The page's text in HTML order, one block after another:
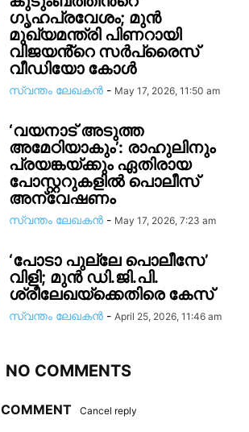
ഗൃഹപ്രവേശം; മുൻ
മുഖ്യമന്ത്രി പിണറായി
വിജയൻ്റെ സർപ്രൈസ്
വീഡിയോ കോൾ
സ്വന്തം ലേഖകന്‍ - May 17, 2026, 11:50 am
‘വയനാട് അടുത്ത
അമേഠിയാകും’: രാഹുലിനും
പ്രയങ്കയ്ക്കും ഏതിരായ
പോസ്റ്ററുകളിൽ പൊലീസ്
അന്വേഷണം
സ്വന്തം ലേഖകന്‍ - May 17, 2026, 7:23 am
‘പോടാ പുല്ലേ പൊലീസേ’
വിളി; മുൻ ഡി.ജി.പി.
ശ്രീലേഖയ്ക്കെതിരെ കേസ്
സ്വന്തം ലേഖകന്‍ - April 25, 2026, 11:46 am
NO COMMENTS
COMMENT Cancel reply